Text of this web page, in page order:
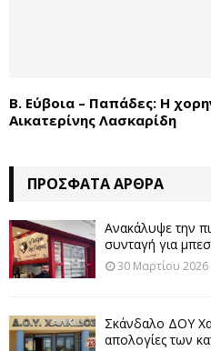
Β. Εύβοια – Παπάδες: Η
Αικατερίνης Λασκαρίδη
ΠΡΌΣΦΑΤΑ ΆΡΘΡΑ
Ανακάλυψε την
συνταγή για
30 Μαρτίου 2026
Σκάνδαλο ΔΟΥ
απολογίες των